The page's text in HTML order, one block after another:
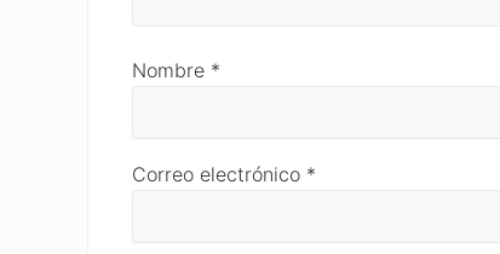
Nombre *
Correo electrónico *